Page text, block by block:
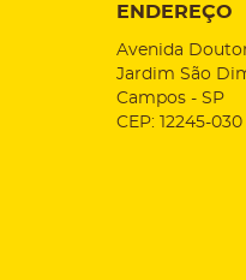
ENDEREÇO
Avenida
Jardim São
Campos - SP
CEP: 12245-030